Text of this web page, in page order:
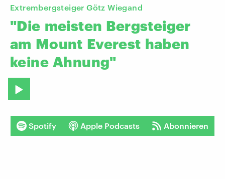
Extrembergsteiger Götz Wiegand
"Die meisten Bergsteiger
am Mount Everest haben
keine Ahnung"
Spotify Apple Podcasts Abonnieren